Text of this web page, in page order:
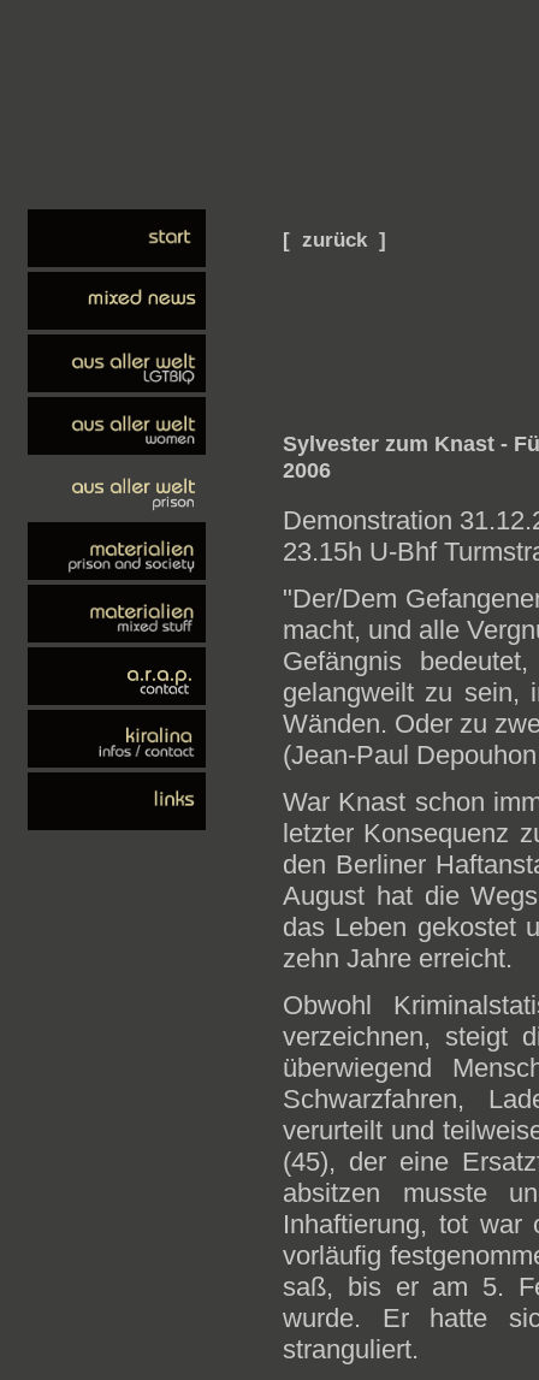
[ zurück ]
Sylvester zum Knast -
2006
Demonstration
23.15h U-Bhf
"Der/Dem
macht, und alle
Gefängnis
gelangweilt zu sein,
Wänden. Oder zu
(Jean-Paul
War Knast schon
letzter Konsequenz
den Berliner
August hat die
das Leben gekostet
zehn Jahre erreicht.
Obwohl
verzeichnen, steigt
überwiegend
Schwarzfahren,
verurteilt und
(45), der eine
absitzen musste
Inhaftierung, tot
vorläufig
saß, bis er am 5.
wurde. Er hatte
stranguliert.